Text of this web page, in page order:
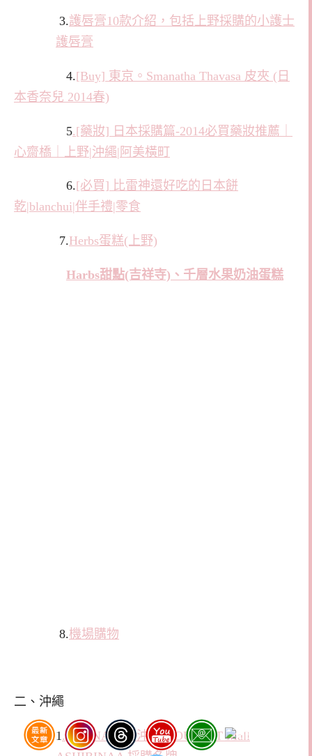
3.護唇膏10款介紹，包括上野採購的小護士
護唇膏
4.[Buy] 東京。Smanatha Thavasa 皮夾 (日
本香奈兒 2014春)
5.[藥妝] 日本採購篇-2014必買藥妝推薦｜
心齋橋｜上野|沖繩|阿美橫町
6.[必買] 比雷神還好吃的日本餅
乾|blanchui|伴手禮|零食
7.Herbs蛋糕(上野)
Harbs甜點(吉祥寺)、千層水果奶油蛋糕
8.機場購物
二、沖繩
1 .[OKINAWA] 沖繩。OUTLET Mall